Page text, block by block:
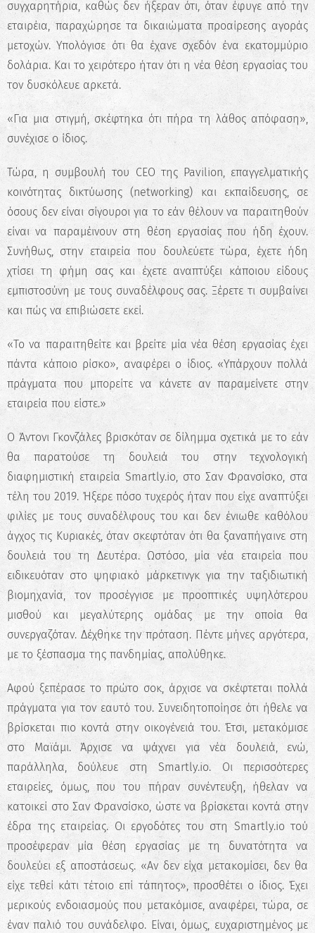
Κάνε το Δωρεάν Τεστ
Επαγγελματικού
Προσανατολισμού!
Ανακάλυψε τις πραγματικές σου
δυνατότητες και σχεδίασε την ιδανική
καριέρα.
Ξεκίνα τώρα
συγχαρητήρια, καθώς δεν ήξεραν ότι, όταν έφυγε από την
εταιρέια, παραχώρησε τα δικαιώματα προαίρεσης αγοράς
μετοχών. Υπολόγισε ότι θα έχανε σχεδόν ένα εκατομμύριο
δολάρια. Και το χειρότερο ήταν ότι η νέα θέση εργασίας του
τον δυσκόλευε αρκετά.
«Για μια στιγμή, σκέφτηκα ότι πήρα τη λάθος απόφαση»,
συνέχισε ο ίδιος.
Τώρα, η συμβουλή του CEO της Pavilion, επαγγελματικής
κοινότητας δικτύωσης (networking) και εκπαίδευσης, σε
όσους δεν είναι σίγουροι για το εάν θέλουν να παραιτηθούν
είναι να παραμέινουν στη θέση εργασίας που ήδη έχουν.
Συνήθως, στην εταιρεία που δουλεύετε τώρα, έχετε ήδη
χτίσει τη φήμη σας και έχετε αναπτύξει κάποιου είδους
εμπιστοσύνη με τους συναδέλφους σας. Ξέρετε τι συμβαίνει
και πώς να επιβιώσετε εκεί.
«Το να παραιτηθείτε και βρείτε μία νέα θέση εργασίας έχει
πάντα κάποιο ρίσκο», αναφέρει ο ίδιος. «Υπάρχουν πολλά
πράγματα που μπορείτε να κάνετε αν παραμείνετε στην
εταιρεία που είστε.»
Ο Άντονι Γκονζάλες βρισκόταν σε δίλημμα σχετικά με το εάν
θα παρατούσε τη δουλειά του στην τεχνολογική
διαφημιστική εταιρεία Smartly.io, στο Σαν Φρανσίσκο, στα
τέλη του 2019. Ήξερε πόσο τυχερός ήταν που είχε αναπτύξει
φιλίες με τους συναδέλφους του και δεν ένιωθε καθόλου
άγχος τις Κυριακές, όταν σκεφτόταν ότι θα ξαναπήγαινε στη
δουλειά του τη Δευτέρα. Ωστόσο, μία νέα εταιρεία που
ειδικευόταν στο ψηφιακό μάρκετινγκ για την ταξιδιωτική
βιομηχανία, τον προσέγγισε με προοπτικές υψηλότερου
μισθού και μεγαλύτερης ομάδας με την οποία θα
συνεργαζόταν. Δέχθηκε την πρόταση. Πέντε μήνες αργότερα,
με το ξέσπασμα της πανδημίας, απολύθηκε.
Αφού ξεπέρασε το πρώτο σοκ, άρχισε να σκέφτεται πολλά
πράγματα για τον εαυτό του. Συνειδητοποίησε ότι ήθελε να
βρίσκεται πιο κοντά στην οικογένειά του. Έτσι, μετακόμισε
στο Μαϊάμι. Άρχισε να ψάχνει για νέα δουλειά, ενώ,
παράλληλα, δούλευε στη Smartly.io. Οι περισσότερες
εταιρείες, όμως, που του πήραν συνέντευξη, ήθελαν να
κατοικεί στο Σαν Φρανσίσκο, ώστε να βρίσκεται κοντά στην
έδρα της εταιρείας. Oι εργοδότες του στη Smartly.io τού
προσέφεραν μία θέση εργασίας με τη δυνατότητα να
δουλεύει εξ αποστάσεως. «Αν δεν είχα μετακομίσει, δεν θα
είχε τεθεί κάτι τέτοιο επί τάπητος», προσθέτει ο ίδιος. Έχει
μερικούς ενδοιασμούς που μετακόμισε, αναφέρει, τώρα, σε
έναν παλιό του συνάδελφο. Είναι, όμως, ευχαριστημένος με